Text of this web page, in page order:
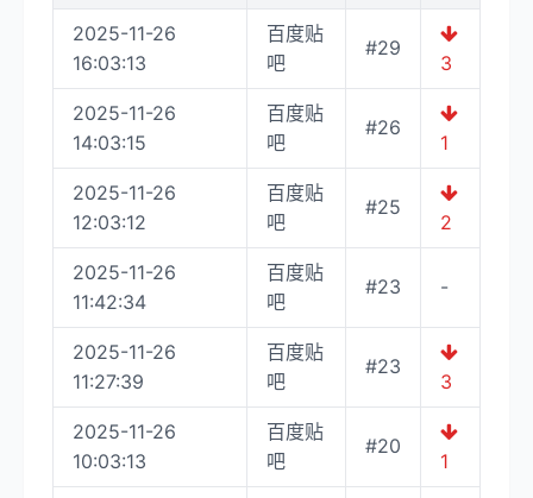
2025-11-26
16:03:13
百度贴
吧
#29
3
2025-11-26
14:03:15
百度贴
吧
#26
1
2025-11-26
12:03:12
百度贴
吧
#25
2
2025-11-26
11:42:34
百度贴
吧
#23 -
2025-11-26
11:27:39
百度贴
吧
#23
3
2025-11-26
10:03:13
百度贴
吧
#20
1